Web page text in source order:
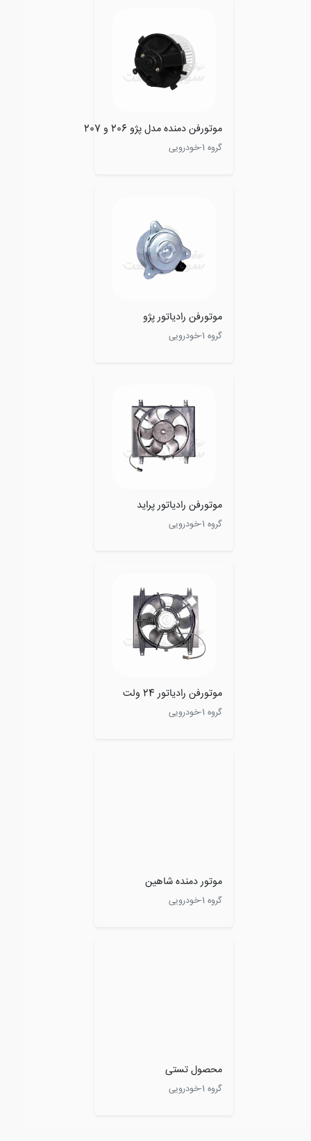
موتورفن دمنده مدل پژو 206 و 207
گروه 1-خودرویی
موتورفن رادیاتور پژو
گروه 1-خودرویی
موتورفن رادیاتور پراید
گروه 1-خودرویی
موتورفن رادیاتور 24 ولت
گروه 1-خودرویی
موتور دمنده شاهین
گروه 1-خودرویی
محصول تستی
گروه 1-خودرویی